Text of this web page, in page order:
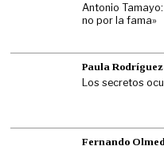
Antonio
no por la fama»
Paula Rodríguez
Los secretos
Fernando